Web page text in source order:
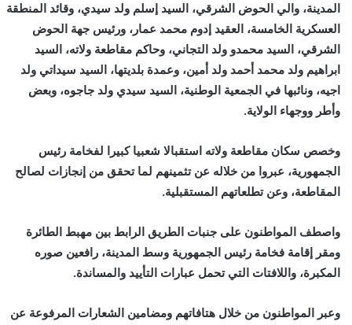
المدينة، والي الحوض الشرقي، السيد إسلم ولد سيدي، وقائد المنطقة
العسكرية الخامسة، العقيد إدوم محمد عمار، ورئيس جهة الحوض
الشرقي، السيد محمدو ولد التجاني، وحاكم مقاطعة ولاته، السيد
ابراهيم ولد محمد أحمد ولد أمين، وعمدة بلديتها، السيد سيداتي ولد
اجيه، ونائبها في الجمعية الوطنية، السيد سيدي ولد جاجوه، وبعض
وأطر ووجهاء الولاية.
وخصص سكان مقاطعة ولاته استقبالا شعبيا كبيرا لفخامة رئيس
الجمهورية، عبروا من خلاله عن تثمينهم لما تحقق من إنجازات لصالح
المقاطعة، وعن تطلعاتهم المستقبلية.
واصطف المواطنون على جنبات الطريق الرابط بين مهبط الطائرة
ومقر إقامة فخامة رئيس الجمهورية وسط المدينة، رافعين صوره
المكبرة، واللافتات التي تحمل عبارات التأييد والمساندة.
وعبر المواطنون من خلال هتافاتهم ومضامين الشعارات المرفوعة عن